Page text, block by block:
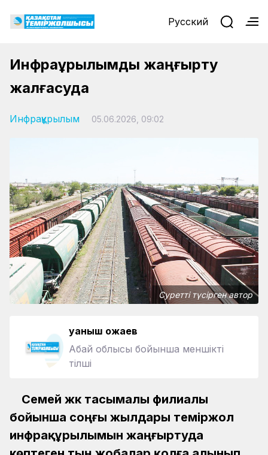
Русский
Инфрақұрылымды жаңғырту
жалғасуда
Инфрақұрылым 05.06.2026, 09:02
Суретті түсірген автор
Қуаныш Қожаев
Абай облысы бойынша меншікті
тілші
Семей жүк тасымалы филиалы
бойынша соңғы жылдары теміржол
инфрақұрылымын жаңғыртуда